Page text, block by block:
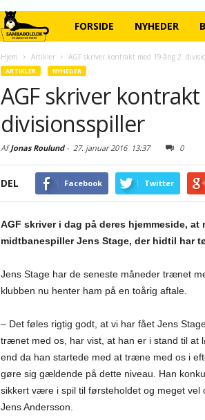
FORSIDE NYHEDER
Hjem Artikler AGF skriver kontrakt med 19-årig 2.
ARTIKLER NYHEDER
AGF skriver
divisionsspiller
AfJonas Roulund- 27. januar 201613:37 0
DEL Facebook Twitter
AGF skriver i dag på deres hjemmeside,
midtbanespiller Jens Stage, der hidtil har
Jens Stage har de seneste måneder trænet
klubben nu henter ham på en toårig aftale.
– Det føles rigtig godt, at vi har fået Jens
trænet med os, har vist, at han er i stand til at
end da han startede med at træne med os i
gøre sig gældende på dette niveau. Han
sikkert være i spil til førsteholdet og meget
Jens Andersson.